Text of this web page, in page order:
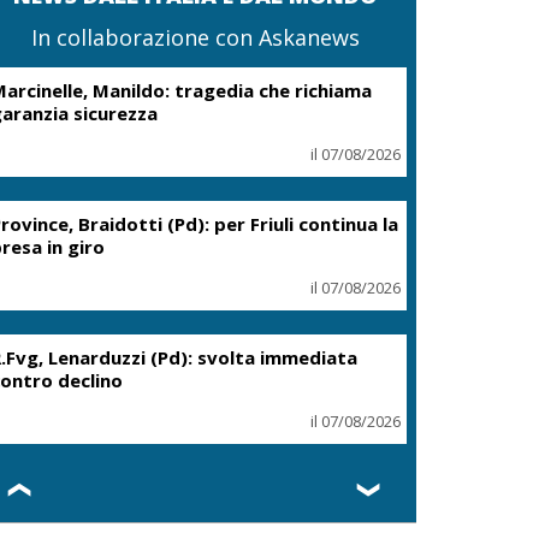
In collaborazione con Askanews
Manildo: tragedia che richiama
sicurezza
il 07/08/2026
Braidotti (Pd): per Friuli continua la
in giro
il 07/08/2026
Lenarduzzi (Pd): svolta immediata
declino
il 07/08/2026
❮ ❯